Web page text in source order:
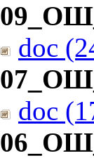
doc
doc